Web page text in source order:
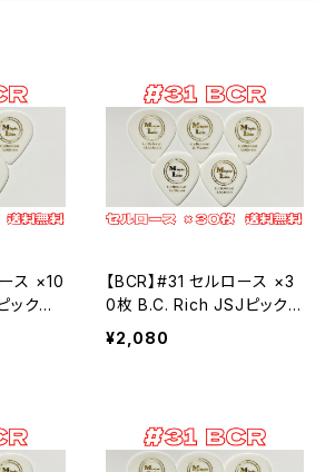
ップ
グル
ル
×10
クタ
み】
【BCR】#31 セルロース ×3
0枚 B.C. Rich JSJピックタ
イプ MLピック【送料込み】
¥2,080